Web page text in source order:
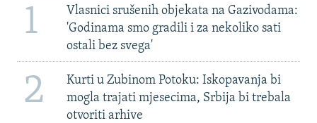
1
Vlasnici srušenih objekata na Gazivodama:
'Godinama smo gradili i za nekoliko sati
ostali bez svega'
2
Kurti u Zubinom Potoku: Iskopavanja bi
mogla trajati mjesecima, Srbija bi trebala
otvoriti arhive